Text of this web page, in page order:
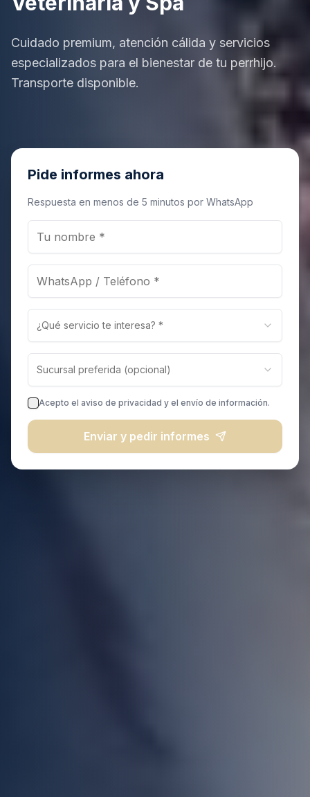
Cuidado premium, atención cálida y servicios
especializados para el bienestar de tu perrhijo.
Transporte disponible.
Pide informes ahora
Respuesta en menos de 5 minutos por WhatsApp
¿Qué servicio te interesa? *
Sucursal preferida (opcional)
Acepto el aviso de privacidad y el envío de información.
Enviar y pedir informes